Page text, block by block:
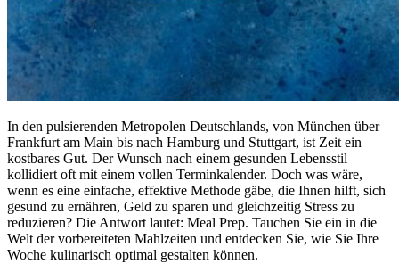
In den pulsierenden Metropolen Deutschlands, von München über
Frankfurt am Main bis nach Hamburg und Stuttgart, ist Zeit ein
kostbares Gut. Der Wunsch nach einem gesunden Lebensstil
kollidiert oft mit einem vollen Terminkalender. Doch was wäre,
wenn es eine einfache, effektive Methode gäbe, die Ihnen hilft, sich
gesund zu ernähren, Geld zu sparen und gleichzeitig Stress zu
reduzieren? Die Antwort lautet: Meal Prep. Tauchen Sie ein in die
Welt der vorbereiteten Mahlzeiten und entdecken Sie, wie Sie Ihre
Woche kulinarisch optimal gestalten können.